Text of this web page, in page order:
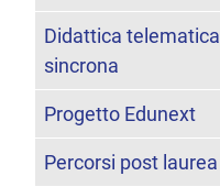
Didattica telematica
sincrona
Progetto Edunext
Percorsi post laurea